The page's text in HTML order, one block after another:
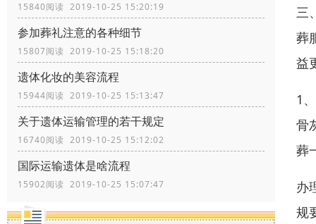
15840阅读 2019-10-25 15:20:19
参加葬礼注意的各种细节
15807阅读 2019-10-25 15:18:20
遗体化妆的美容流程
15944阅读 2019-10-25 15:13:47
关于遗体运输管理的若干规定
16740阅读 2019-10-25 15:12:02
国际运输遗体是啥流程
15902阅读 2019-10-25 15:07:47
三
葬
益
1
骨
葬
办
规